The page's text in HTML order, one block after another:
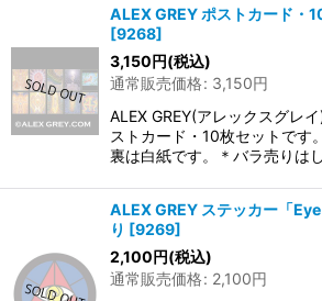
ALEX GREY ポストカード・
[9268]
3,150円(税込)
通常販売価格: 3,150円
ALEX GREY(アレックスグレ
ストカード・10枚セットです
裏は白紙です。＊バラ売りは
ALEX GREY ステッカー「
り [9269]
2,100円(税込)
通常販売価格: 2,100円